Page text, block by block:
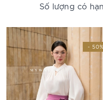
Số lượng có